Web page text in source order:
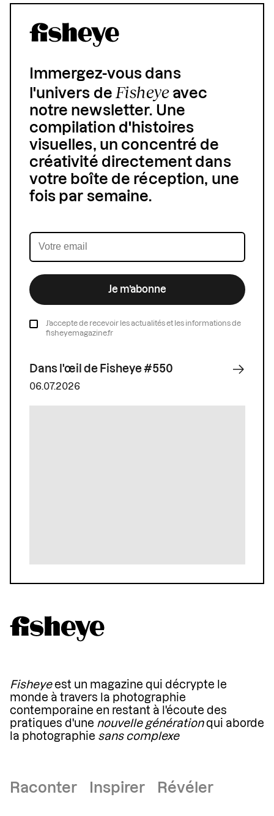
Immergez-vous dans
l'univers deFisheyeavec
notre newsletter. Une
compilation d'histoires
visuelles, un concentré de
créativité directement dans
votre boîte de réception, une
fois par semaine.
Je m’abonne
J’accepte de recevoir les actualités et les informations de
fisheyemagazine.fr
Dans l'œil de Fisheye #550
06.07.2026
Fisheyeest un magazine qui décrypte le
monde à travers la photographie
contemporaine en restant à l'écoute des
pratiques d'une nouvelle générationqui aborde
la photographie sans complexe
Raconter Inspirer Révéler